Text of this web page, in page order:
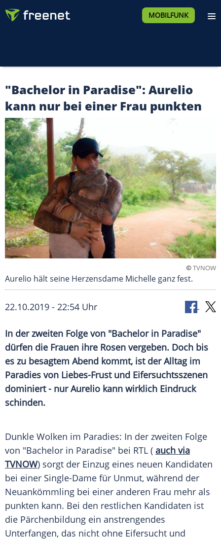
MOBILFUNK
"Bachelor in Paradise": Aurelio
kann nur bei einer Frau punkten
©TVNOW
Aurelio hält seine Herzensdame Michelle ganz fest.
22.10.2019 - 22:54 Uhr
In der zweiten Folge von "Bachelor in Paradise"
dürfen die Frauen ihre Rosen vergeben. Doch bis
es zu besagtem Abend kommt, ist der Alltag im
Paradies von Liebes-Frust und Eifersuchtsszenen
dominiert - nur Aurelio kann wirklich Eindruck
schinden.
Dunkle Wolken im Paradies: In der zweiten Folge
von "Bachelor in Paradise" bei RTL ( auch via
TVNOW) sorgt der Einzug eines neuen Kandidaten
bei einer Single-Dame für Unmut, während der
Neuankömmling bei einer anderen Frau mehr als
punkten kann. Bei den restlichen Kandidaten ist
die Pärchenbildung ein anstrengendes
Unterfangen, das nicht ohne Eifersucht und